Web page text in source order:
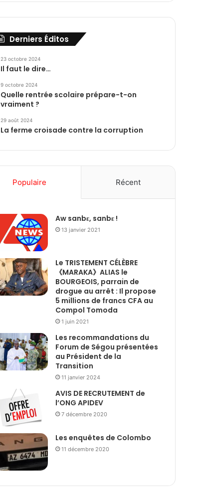
Derniers Éditos
23 octobre 2024
Il faut le dire…
9 octobre 2024
Quelle rentrée scolaire prépare-t-on
vraiment ?
29 août 2024
La ferme croisade contre la corruption
Populaire Récent
Aw sanbɛ, sanbɛ !
13 janvier 2021
Le TRISTEMENT CÉLÈBRE
《MARAKA》ALIAS le
BOURGEOIS, parrain de
drogue au arrêt : Il propose
5 millions de francs CFA au
Compol Tomoda
1 juin 2021
Les recommandations du
Forum de Ségou présentées
au Président de la
Transition
11 janvier 2024
AVIS DE RECRUTEMENT de
l’ONG APIDEV
7 décembre 2020
Les enquêtes de Colombo
11 décembre 2020